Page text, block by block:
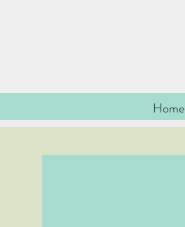
Home